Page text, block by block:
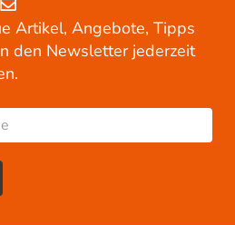
Artikel, Angebote, Tipps
den Newsletter jederzeit